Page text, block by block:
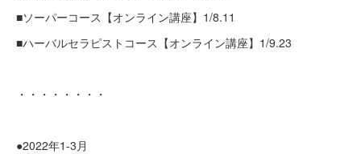
■ソーパーコース【オンライン講座】1/8.11
■ハーバルセラピストコース【オンライン講座】1/9.23
・・・・・・・・
●2022年1-3月